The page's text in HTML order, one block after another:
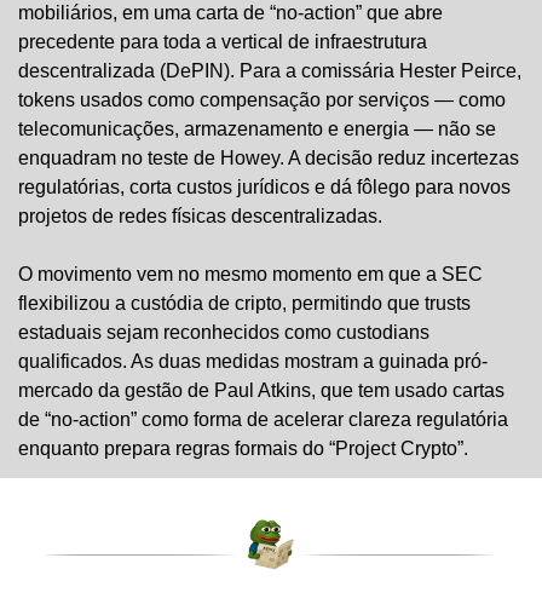
mobiliários, em uma carta de “no-action” que abre
precedente para toda a vertical de infraestrutura
descentralizada (DePIN). Para a comissária Hester Peirce,
tokens usados como compensação por serviços — como
telecomunicações, armazenamento e energia — não se
enquadram no teste de Howey. A decisão reduz incertezas
regulatórias, corta custos jurídicos e dá fôlego para novos
projetos de redes físicas descentralizadas.
O movimento vem no mesmo momento em que a SEC
flexibilizou a custódia de cripto, permitindo que trusts
estaduais sejam reconhecidos como custodians
qualificados. As duas medidas mostram a guinada pró-
mercado da gestão de Paul Atkins, que tem usado cartas
de “no-action” como forma de acelerar clareza regulatória
enquanto prepara regras formais do “Project Crypto”.